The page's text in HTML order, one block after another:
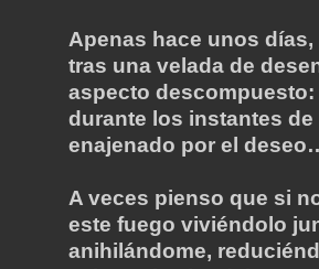
Apenas hace unos
tras una velada de
aspecto
durante los instantes
enajenado por el
A veces pienso que si
este fuego viviéndolo
anihilándome,